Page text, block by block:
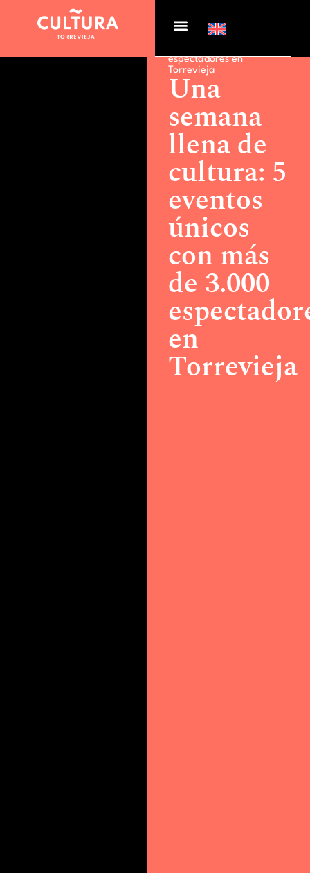
Actualidad >
llena de cultura: 5 eventos
espectadores en
Torrevieja
Una
semana
llena de
cultura: 5
eventos
únicos
con más
de 3.000
en
Torrevieja